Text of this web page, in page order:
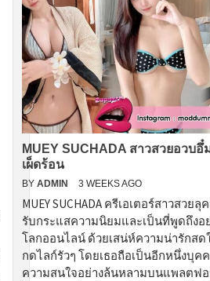
MUEY SUCHADA สาวสวยอวบอึ๋
เผ็ดร้อน
BY ADMIN 3 WEEKS AGO
MUEY SUCHADA ครีเอเตอร์สาวสวย
รับกระแสความนิยมและเป็นที่พูดถึงอ
โลกออนไลน์ ด้วยเสน่ห์ความน่ารักส
กดไลก์รัวๆ โดยเธอถือเป็นอีกหนึ่งบุ
ความสนใจอย่างล้นหลามบนแพลตฟอ